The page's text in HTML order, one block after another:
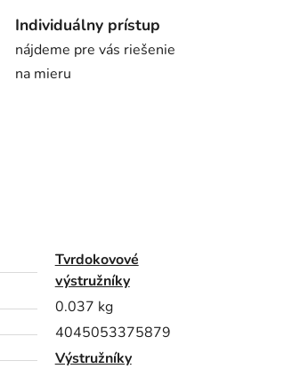
Individuálny prístup
nájdeme pre vás riešenie
na mieru
Tvrdokovové
výstružníky
0.037 kg
4045053375879
Výstružníky